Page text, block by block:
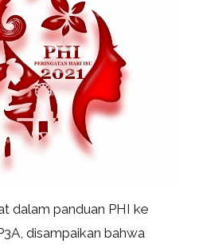
dalam panduan PHI ke
disampaikan bahwa